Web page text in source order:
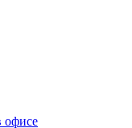
офисе